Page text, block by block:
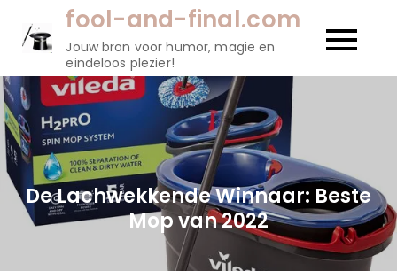
gaan
fool-and-final.com
Jouw bron voor humor, magie en
eindeloos plezier!
De Lachwekkende Winnaar: Beste
Mop van 2022